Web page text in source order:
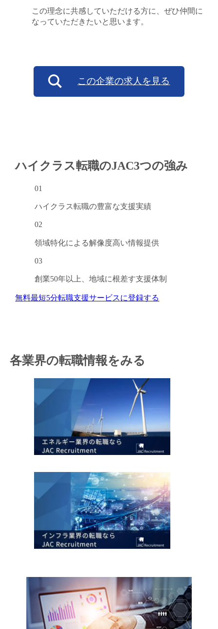
この理念に共感していただける方に、ぜひ仲間に
なっていただきたいと思います。
この企業の求人を見る
ハイクラス転職のJAC3つの強み
01
ハイクラス転職の豊富な支援実績
02
領域特化による解像度高い情報提供
03
創業50年以上、地域に根差す支援体制
無料最短5分転職支援サービスに登録する
各業界の転職情報をみる